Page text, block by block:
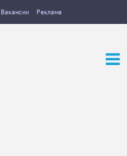
Вакансии Реклама